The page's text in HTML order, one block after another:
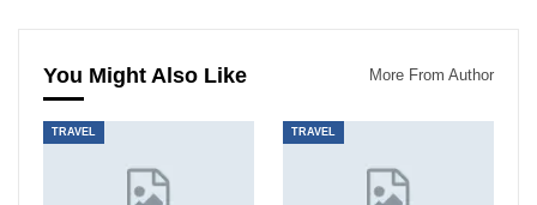
You Might Also Like More From Author
TRAVEL TRAVEL